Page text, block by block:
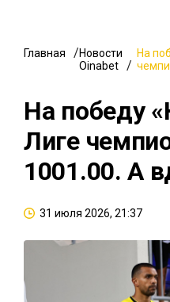
Главная
Новости
Oinabet
На
На победу
Лиге
1001.00. А
31 июля 2026, 21:37